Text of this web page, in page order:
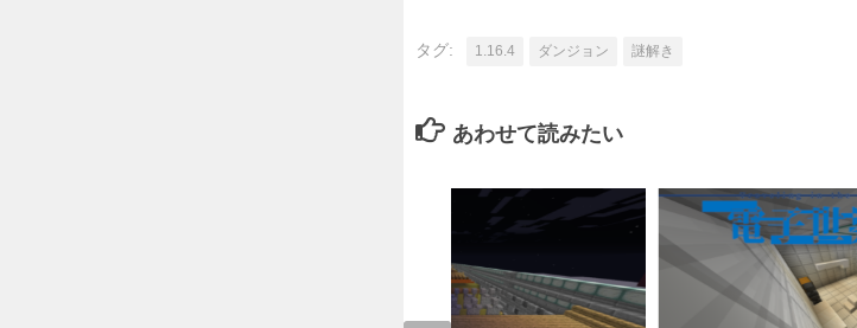
タグ: 1.16.4 ダンジョン 謎解き
あわせて読みたい